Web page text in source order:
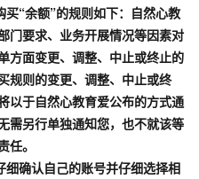
“余额”的规则如下：自然心教
门要求、业务开展情况等因素对
方面变更、调整、中止或终止的
规则的变更、调整、中止或终
以于自然心教育爱公布的方式通
需另行单独通知您，也不就该等
任。
确认自己的账号并仔细选择相